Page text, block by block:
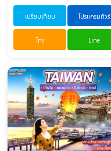
เปรียบเทียบ โปรแกรมทัวร์
โทร Line